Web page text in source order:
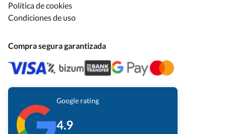
Política de cookies
Condiciones de uso
Compra segura garantizada
Google rating
4.9